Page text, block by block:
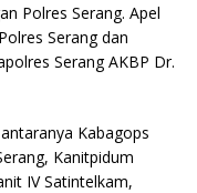
Polres Serang. Apel
Serang dan
Serang AKBP Dr.
Kabagops
Kanitpidum
IV Satintelkam,